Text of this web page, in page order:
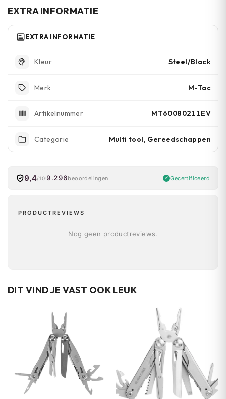
EXTRA INFORMATIE
EXTRA INFORMATIE
Kleur Steel/Black
Merk M-Tac
Artikelnummer MT60080211EV
Categorie Multi tool, Gereedschappen
9,4/10 9.296beoordelingen Gecertificeerd
PRODUCTREVIEWS
Nog geen productreviews.
DIT VIND JE VAST OOK LEUK